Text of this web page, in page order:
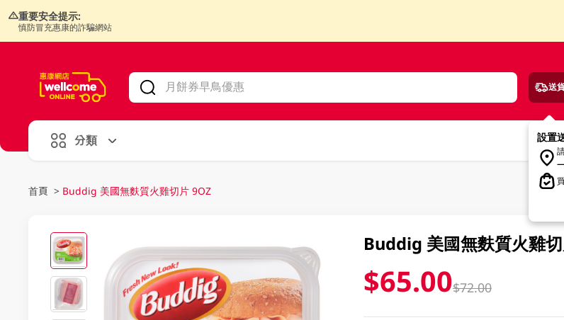
重要安全提示:
慎防冒充惠康的詐騙網站
送
設置
分類
首頁 > Buddig 美國無麩質火雞切片 9OZ
Buddig 美國無麩質火雞
$65.00$72.00